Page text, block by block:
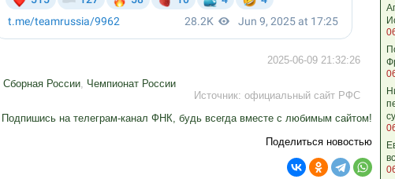
2025-06-09 21:32:26
Сборная России, Чемпионат России
Источник: официальный сайт РФС
Подпишись на телеграм-канал ФНК, будь всегда вместе с любимым сайтом!
Поделиться новостью